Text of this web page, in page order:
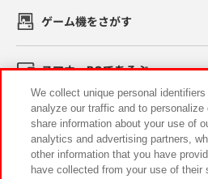
ゲーム機をさがす
スマホ・PCであそぶ
イベント・キャンペーン
We collect unique personal
analyze our traffic and to
share information about your use of
analytics and advertising partners,
other information that you have
have collected from your use of